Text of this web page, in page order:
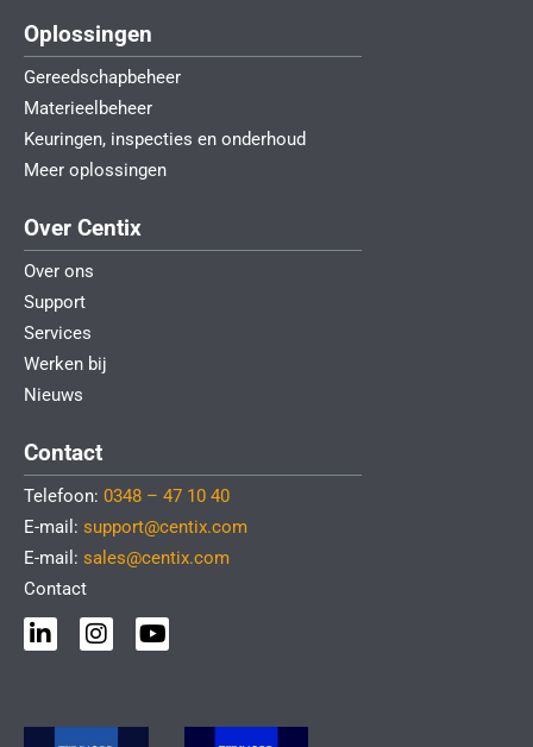
Oplossingen
Gereedschapbeheer
Materieelbeheer
Keuringen, inspecties en onderhoud
Meer oplossingen
Over Centix
Over ons
Support
Services
Werken bij
Nieuws
Contact
Telefoon: 0348 – 47 10 40
E-mail: support@centix.com
E-mail: sales@centix.com
Contact
L
i
n
d
I
n
s
g
Y
o
u